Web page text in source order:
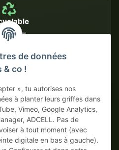
SÉCURISÉES
anticipé avec escompte
de données
& co !
», tu autorises nos
à planter leurs griffes dans
Vimeo, Google Analytics,
ADCELL. Pas de
à tout moment (avec
digitale en bas à gauche).